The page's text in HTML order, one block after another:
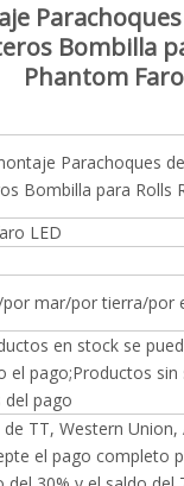
Bombilla
Phantom Faro
Parachoques
Bombilla para Rolls
LED
por mar/por tierra/por
en stock se
el pago;Productos sin
del pago
TT, Western Union,
el pago completo